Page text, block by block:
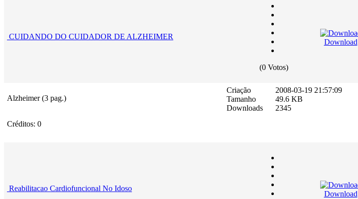
CUIDANDO DO CUIDADOR DE ALZHEIMER
(0 Votos)
Download
Alzheimer (3 pag.)
Créditos: 0
Criação
Tamanho
Downloads
2008-03-19 21:57:09
49.6 KB
2345
Reabilitacao Cardiofuncional No Idoso
Download